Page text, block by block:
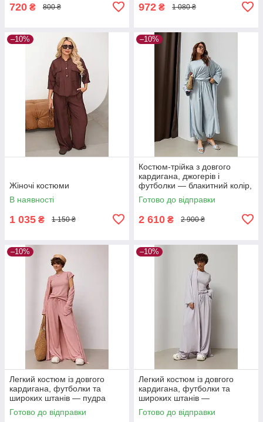
720 ₴ 800 ₴ 972 ₴ 1 080 ₴
–10%
Жіночі костюми
В наявності
1 035 ₴ 1 150 ₴
–10%
Костюм-трійка з довгого
кардигана, джогерів і
футболки — блакитний колір,
S (є розміри)
Готово до відправки
2 610 ₴ 2 900 ₴
–10%
Легкий костюм із довгого
кардигана, футболки та
широких штанів — пудра
колір, ONE SIZE (є розміри)
Готово до відправки
–10%
Легкий костюм із довгого
кардигана, футболки та
широких штанів —
лавандовий колір, ONE SIZE
(є розміри)
Готово до відправки